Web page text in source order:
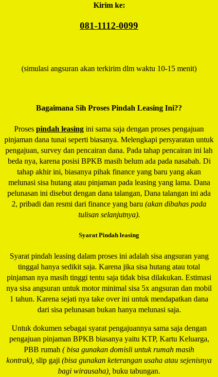
Kirim ke:
081-1112-0099
(simulasi angsuran akan terkirim dlm waktu 10-15 menit)
Bagaimana Sih Proses Pindah Leasing Ini??
Proses pindah leasing ini sama saja dengan proses pengajuan
pinjaman dana tunai seperti biasanya. Melengkapi persyaratan untuk
pengajuan, survey dan pencairan dana. Pada tahap pencairan ini lah
beda nya, karena posisi BPKB masih belum ada pada nasabah. Di
tahap akhir ini, biasanya pihak finance yang baru yang akan
melunasi sisa hutang atau pinjaman pada leasing yang lama. Dana
pelunasan ini disebut dengan dana talangan, Dana talangan ini ada
2, pribadi dan resmi dari finance yang baru (akan dibahas pada
tulisan selanjutnya).
Syarat Pindah leasing
Syarat pindah leasing dalam proses ini adalah sisa angsuran yang
tinggal hanya sedikit saja. Karena jika sisa hutang atau total
pinjaman nya masih tinggi tentu saja tidak bisa dilakukan. Estimasi
nya sisa angsuran untuk motor minimal sisa 5x angsuran dan mobil
1 tahun. Karena sejati nya take over ini untuk mendapatkan dana
dari sisa pelunasan bukan hanya melunasi saja.
Untuk dokumen sebagai syarat pengajuannya sama saja dengan
pengajuan pinjaman BPKB biasanya yaitu KTP, Kartu Keluarga,
PBB rumah ( bisa gunakan domisli untuk rumah masih
kontrak), slip gaji (bisa gunakan keterangan usaha atau sejenisnya
bagi wirausaha), buku tabungan.